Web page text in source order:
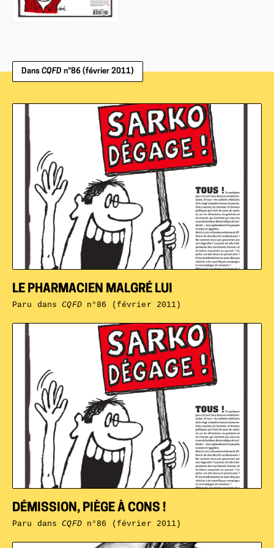
Dans CQFD n°86 (février 2011)
DÉMISSION, PIÈGE À CONS !
Paru dansCQFDn°86 (février 2011)
LE PHARMACIEN MALGRÉ LUI
Paru dansCQFDn°86 (février 2011)